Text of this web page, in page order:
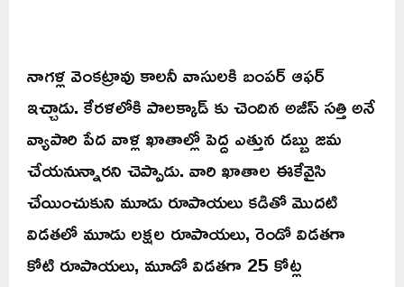
నాగళ్ల వెంకట్రావు కాలనీ వాసులకి బంపర్ ఆఫర్
ఇచ్చాడు. కేరళలోకి పాలక్కాడ్ కు చెందిన అజీస్ సత్తి అనే
వ్యాపారి పేద వాళ్ల ఖాతాల్లో పెద్ద ఎత్తున డబ్బు జమ
చేయనున్నారని చెప్పాడు. వారి ఖాతాల ఈకేవైసి
చేయించుకుని మూడు రూపాయలు కడితో మొదటి
విడతలో మూడు లక్షల రూపాయలు, రెండో విడతగా
కోటి రూపాయలు, మూడో విడతగా 25 కోట్ల